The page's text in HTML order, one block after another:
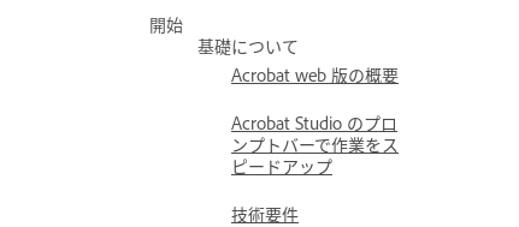
開始
基礎について
Acrobat web 版の概要
Acrobat Studio のプロ
ンプトバーで作業をス
ピードアップ
技術要件